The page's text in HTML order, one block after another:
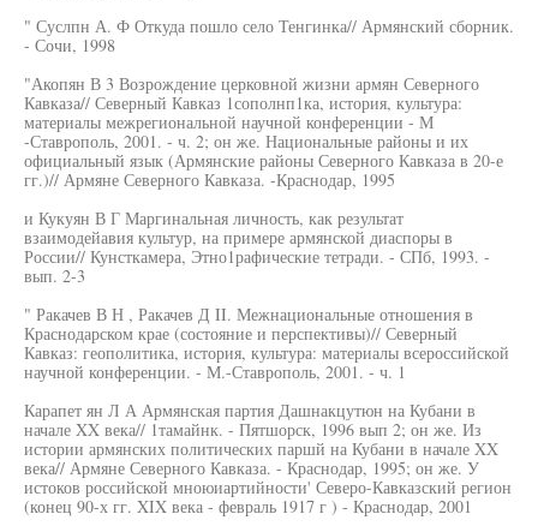
" Суслпн А. Ф Откуда пошло село Тенгинка// Армянский сборник.
- Сочи, 1998
"Акопян В 3 Возрождение церковной жизни армян Северного
Кавказа// Северный Кавказ 1сополнп1ка, история, культура:
материалы межрегиональной научной конференции - М
-Ставрополь, 2001. - ч. 2; он же. Национальные районы и их
официальный язык (Армянские районы Северного Кавказа в 20-е
гг.)// Армяне Северного Кавказа. -Краснодар, 1995
и Кукуян В Г Маргинальная личность, как результат
взаимодейавия культур, на примере армянской диаспоры в
России// Кунсткамера, Этно1рафические тетради. - СПб, 1993. -
вып. 2-3
" Ракачев В Н , Ракачев Д II. Межнациональные отношения в
Краснодарском крае (состояние и перспективы)// Северный
Кавказ: геополитика, история, культура: материалы всероссийской
научной конференции. - М.-Ставрополь, 2001. - ч. 1
Карапет ян Л А Армянская партия Дашнакцутюн на Кубани в
начале XX века// 1тамайнк. - Пятшорск, 1996 вып 2; он же. Из
истории армянских политических паршй на Кубани в начале XX
века// Армяне Северного Кавказа. - Краснодар, 1995; он же. У
истоков российской мноюиартийности' Северо-Кавказский регион
(конец 90-х гг. XIX века - февраль 1917 г ) - Краснодар, 2001